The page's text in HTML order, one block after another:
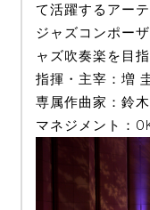
て活躍するアー
ジャズコンポー
ャズ吹奏楽を目指
指揮・主宰：増
専属作曲家：鈴
マネジメント：